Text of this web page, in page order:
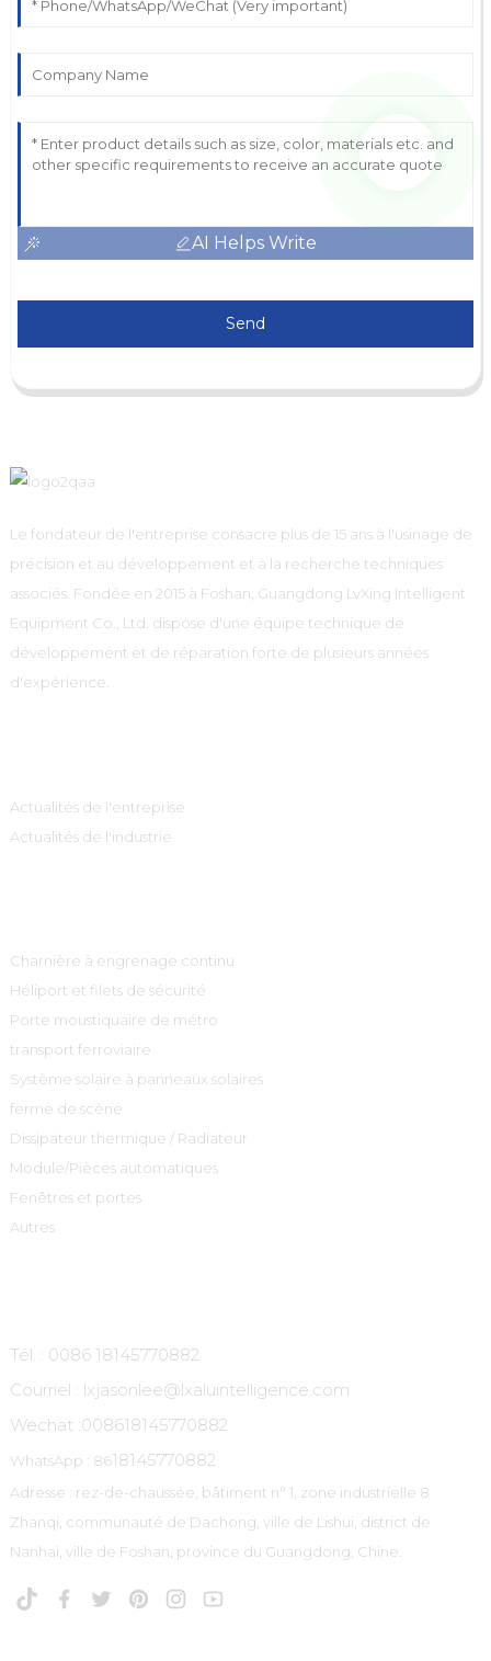
AI Helps Write
Send
Le fondateur de l'entreprise consacre plus de 15 ans à l'usinage de
précision et au développement et à la recherche techniques
associés. Fondée en 2015 à Foshan, Guangdong LvXing Intelligent
Equipment Co., Ltd. dispose d'une équipe technique de
développement et de réparation forte de plusieurs années
d'expérience.
Actualités de l'entreprise
Actualités de l'industrie
Charnière à engrenage continu
Héliport et filets de sécurité
Porte moustiquaire de métro
transport ferroviaire
Système solaire à panneaux solaires
ferme de scène
Dissipateur thermique / Radiateur
Module/Pièces automatiques
Fenêtres et portes
Autres
Tél. : 0086 18145770882
Courriel : lxjasonlee@lxaluintelligence.com
Wechat :008618145770882
WhatsApp : 8618145770882
Adresse : rez-de-chaussée, bâtiment n° 1, zone industrielle 8
Zhanqi, communauté de Dachong, ville de Lishui, district de
Nanhai, ville de Foshan, province du Guangdong, Chine.